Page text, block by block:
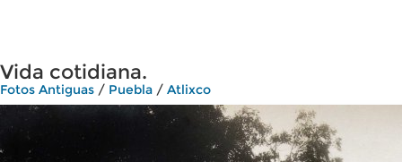
Vida cotidiana.
Fotos Antiguas / Puebla / Atlixco